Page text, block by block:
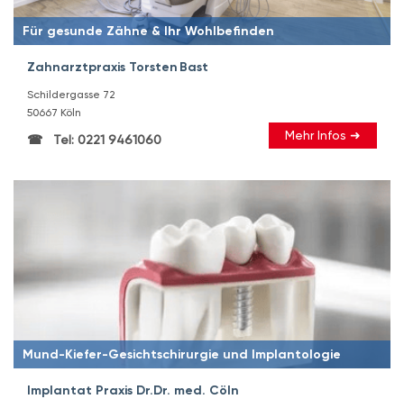
Für gesunde Zähne & Ihr Wohlbefinden
Zahnarztpraxis Torsten Bast
Schildergasse 72
50667 Köln
Tel: 0221 9461060 Mehr Infos ➜
Mund-Kiefer-Gesichtschirurgie und Implantologie
Implantat Praxis Dr.Dr. med. Cöln